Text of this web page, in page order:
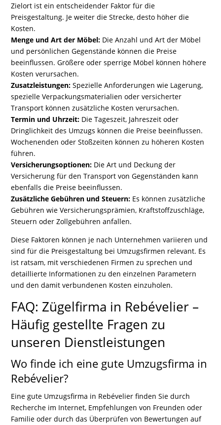
Zielort ist ein entscheidender Faktor für die
Preisgestaltung. Je weiter die Strecke, desto höher die
Kosten.
Menge und Art der Möbel: Die Anzahl und Art der Möbel
und persönlichen Gegenstände können die Preise
beeinflussen. Größere oder sperrige Möbel können höhere
Kosten verursachen.
Zusatzleistungen: Spezielle Anforderungen wie Lagerung,
spezielle Verpackungsmaterialien oder versicherter
Transport können zusätzliche Kosten verursachen.
Termin und Uhrzeit: Die Tageszeit, Jahreszeit oder
Dringlichkeit des Umzugs können die Preise beeinflussen.
Wochenenden oder Stoßzeiten können zu höheren Kosten
führen.
Versicherungsoptionen: Die Art und Deckung der
Versicherung für den Transport von Gegenständen kann
ebenfalls die Preise beeinflussen.
Zusätzliche Gebühren und Steuern: Es können zusätzliche
Gebühren wie Versicherungsprämien, Kraftstoffzuschläge,
Steuern oder Zollgebühren anfallen.
Diese Faktoren können je nach Unternehmen variieren und
sind für die Preisgestaltung bei Umzugsfirmen relevant. Es
ist ratsam, mit verschiedenen Firmen zu sprechen und
detaillierte Informationen zu den einzelnen Parametern
und den damit verbundenen Kosten einzuholen.
FAQ: Zügelfirma in Rebévelier –
Häufig gestellte Fragen zu
unseren Dienstleistungen
Wo finde ich eine gute Umzugsfirma in
Rebévelier?
Eine gute Umzugsfirma in Rebévelier finden Sie durch
Recherche im Internet, Empfehlungen von Freunden oder
Familie oder durch das Überprüfen von Bewertungen auf